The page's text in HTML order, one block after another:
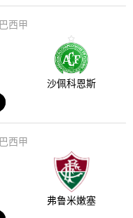
巴西甲
沙佩科恩斯
巴西甲
弗鲁米嫩塞